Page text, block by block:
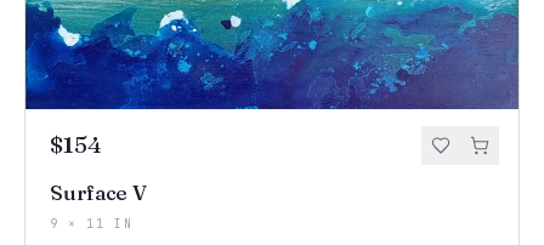
$154
Surface V
9 × 11 IN